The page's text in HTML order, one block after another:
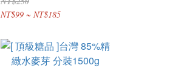
NT$99 ~ NT$185